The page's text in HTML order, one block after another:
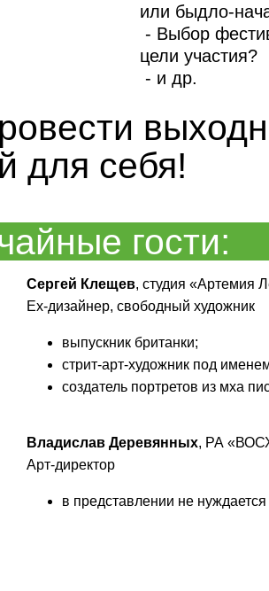
или быдло-
- Выбор
цели участия?
- и др.
для себя!
гости:
Сергей Клещев, студия «Артемия
Еx-дизайнер, свободный художник
выпускник британки;
стрит-арт-художник под
создатель портретов из мха
Владислав Деревянных, РА
Арт-директор
в представлении не